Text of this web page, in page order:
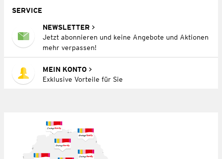
SERVICE
NEWSLETTER
Jetzt abonnieren und keine Angebote und Aktionen
mehr verpassen!
MEIN KONTO
Exklusive Vorteile für Sie